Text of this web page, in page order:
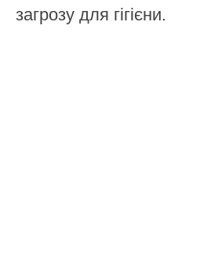
загрозу для гігієни.